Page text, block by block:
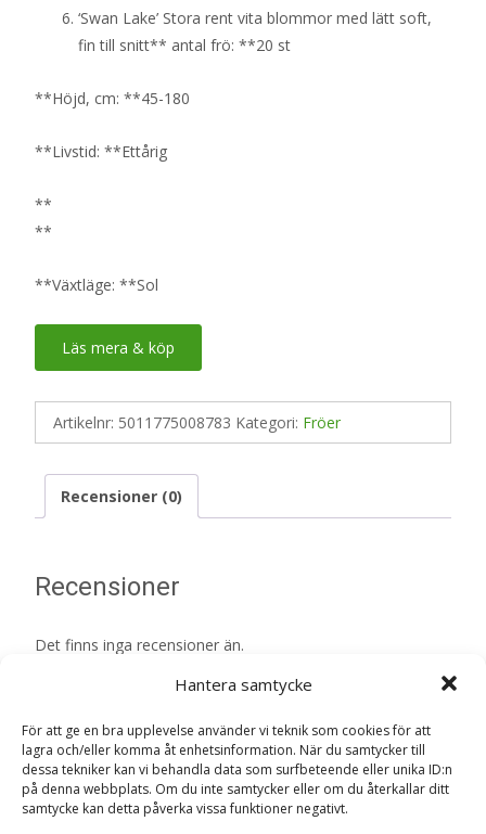
Hantera samtycke
För att ge en bra upplevelse använder vi teknik som cookies för att
lagra och/eller komma åt enhetsinformation. När du samtycker till
dessa tekniker kan vi behandla data som surfbeteende eller unika ID:n
på denna webbplats. Om du inte samtycker eller om du återkallar ditt
samtycke kan detta påverka vissa funktioner negativt.
‘Swan Lake’ Stora rent vita blommor med lätt soft,
fin till snitt** antal frö: **20 st
**Höjd, cm: **45-180
**Livstid: **Ettårig
**
**
**Växtläge: **Sol
Läs mera & köp
Artikelnr: 5011775008783 Kategori: Fröer
Recensioner (0)
Recensioner
Det finns inga recensioner än.
Bli först med att recensera ”Luktärt
(Kollektion) 6 sorter, frö – Fröer”
Din e-postadress kommer inte publiceras. Obligatoriska fält
är märkta *
Ditt betyg *